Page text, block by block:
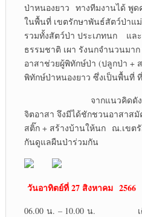
ป่าหนองยาว ทางทีมงานได้ พู
ในพื้นที่ เขตรักษาพันธ์สัตว์ป่าแ
รวมทั้งสัตว์ป่า ประเภทนก แล
ธรรมชาติ เผา รังนกจำนวนมา
อาสาช่วยผู้พิทักษ์ป่า (ปลูกป่า
พิทักษ์ป่าหนองยาว ซึ่งเป็นพื้นที่
จากแนวคิดดังกล่าว ท
จิตอาสา จึงมีได้ชักชวนอาสาส
สติ๊ก + สร้างบ้านให้นก ณ.เขต
กันดูแลผืนป่าร่วมกัน
วันอาทิตย์ที่ 27 สิงหาคม 2566
06.00 น. – 10.00 น. เดิน